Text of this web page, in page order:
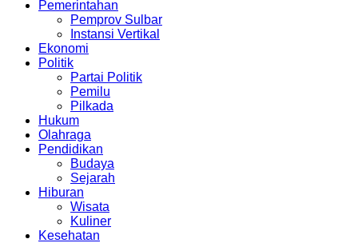
Pemerintahan
Pemprov Sulbar
Instansi Vertikal
Ekonomi
Politik
Partai Politik
Pemilu
Pilkada
Hukum
Olahraga
Pendidikan
Budaya
Sejarah
Hiburan
Wisata
Kuliner
Kesehatan